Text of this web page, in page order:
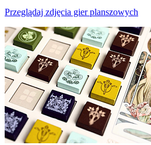
Przeglądaj zdjęcia gier planszowych